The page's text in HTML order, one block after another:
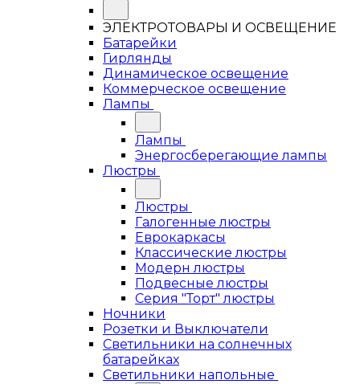
ЭЛЕКТРОТОВАРЫ И ОСВЕЩЕНИЕ
Батарейки
Гирлянды
Динамическое освещение
Коммерческое освещение
Лампы
Лампы
Энергосберегающие лампы
Люстры
Люстры
Галогенные люстры
Еврокаркасы
Классические люстры
Модерн люстры
Подвесные люстры
Серия "Торт" люстры
Ночники
Розетки и Выключатели
Светильники на солнечных
батарейках
Светильники напольные